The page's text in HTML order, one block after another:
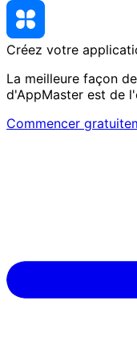
Créez votre
La meilleure façon
d'AppMaster est de
Commencer